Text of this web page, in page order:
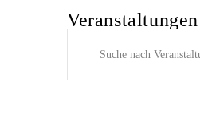
Veranstaltungen
Veranstaltungen
Suche
Ansichten,
eingeben.